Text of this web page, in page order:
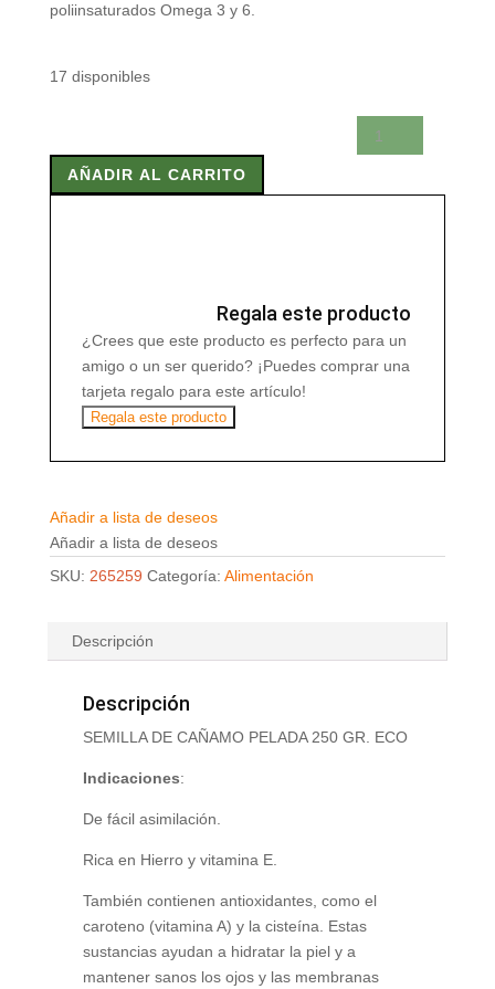
poliinsaturados Omega 3 y 6.
17 disponibles
DE
CAÑAMO
AÑADIR AL CARRITO
Regala este producto
¿Crees que este producto es perfecto para un
amigo o un ser querido? ¡Puedes comprar una
tarjeta regalo para este artículo!
Regala este producto
Añadir a lista de deseos
Añadir a lista de deseos
SKU: 265259 Categoría: Alimentación
Descripción
Descripción
SEMILLA DE CAÑAMO PELADA 250 GR. ECO
Indicaciones:
De fácil asimilación.
Rica en Hierro y vitamina E.
También contienen antioxidantes, como el
caroteno (vitamina A) y la cisteína. Estas
sustancias ayudan a hidratar la piel y a
mantener sanos los ojos y las membranas